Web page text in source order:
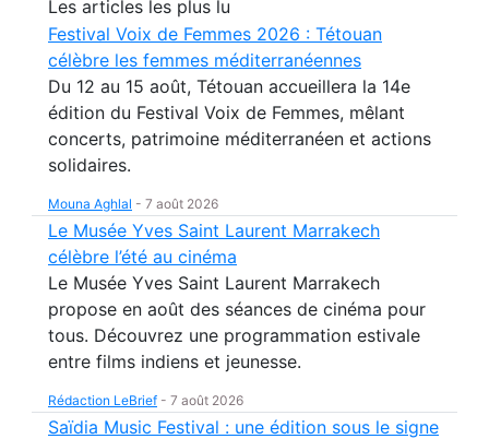
Les articles les plus lu
Festival Voix de Femmes 2026 : Tétouan
célèbre les femmes méditerranéennes
Du 12 au 15 août, Tétouan accueillera la 14e
édition du Festival Voix de Femmes, mêlant
concerts, patrimoine méditerranéen et actions
solidaires.
Mouna Aghlal - 7 août 2026
Le Musée Yves Saint Laurent Marrakech
célèbre l’été au cinéma
Le Musée Yves Saint Laurent Marrakech
propose en août des séances de cinéma pour
tous. Découvrez une programmation estivale
entre films indiens et jeunesse.
Rédaction LeBrief - 7 août 2026
Saïdia Music Festival : une édition sous le signe